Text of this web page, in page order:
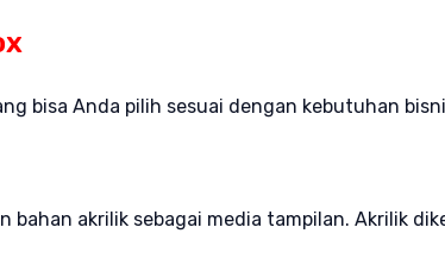
bisa Anda pilih sesuai dengan kebutuhan
bahan akrilik sebagai media tampilan. Akrilik